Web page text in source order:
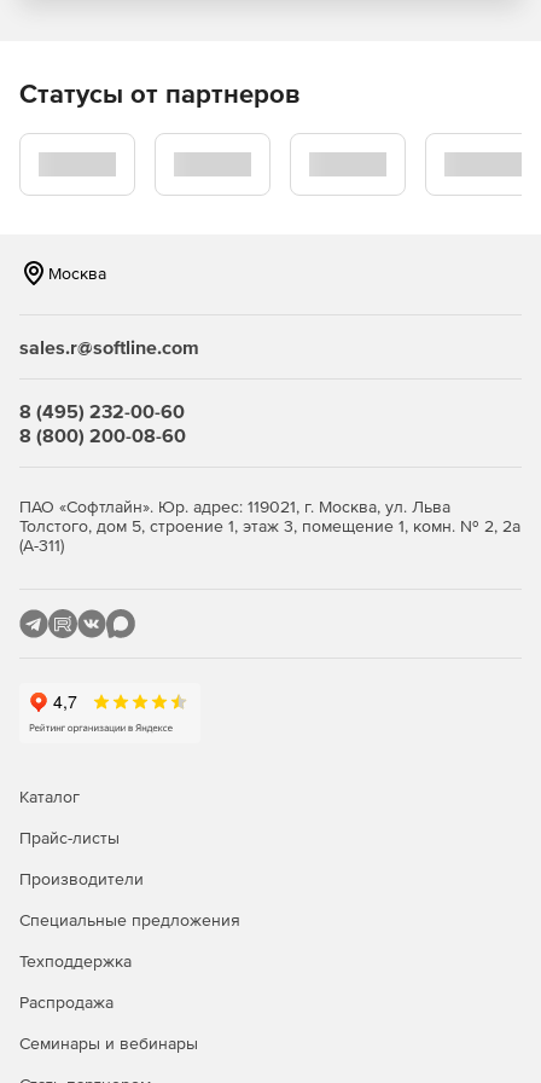
получения профессиональных результатов.
Пользователи также могут применять к диаграммам
расширенный набор эффектов и тем.
используемые инструменты, а также заменять любую
можно применять в один клик мышью. Для шаблонов
позволяется импортировать изображения, а также
Одновременная работа нескольких сотрудников над
и уменьшает риски появления ошибок благодаря
Обмен диаграммами через web-браузер. Благодаря
корпоративном сервере или в облаке Office 365 – они
просмотра через браузер. Пользователи могут
добавлять к таким диаграммам комментарии, видеть
использовать для навигации сенсорный экран.
Обратная связь. Пользователи могут добавлять
Статусы от партнеров
Москва
sales.r@softline.com
8 (495) 232-00-60
8 (800) 200-08-60
ПАО «Софтлайн». Юр. адрес: 119021, г. Москва, ул. Льва
Толстого, дом 5, строение 1, этаж 3, помещение 1, комн. № 2, 2а
(А-311)
Каталог
Прайс-листы
Производители
Специальные предложения
Техподдержка
Распродажа
Семинары и вебинары